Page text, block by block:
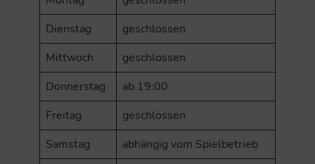
Dienstag
geschlossen
Mittwoch
geschlossen
Donnerstag
ab 19:00
Freitag
geschlossen
Samstag
abhängig vom Spielbetrieb